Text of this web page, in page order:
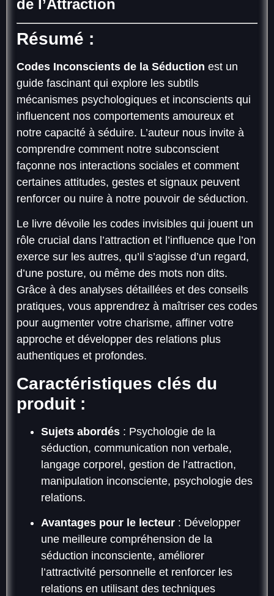
de l’Attraction
Résumé :
Codes Inconscients de la Séduction est un
guide fascinant qui explore les subtils
mécanismes psychologiques et inconscients qui
influencent nos comportements amoureux et
notre capacité à séduire. L’auteur nous invite à
comprendre comment notre subconscient
façonne nos interactions sociales et comment
certaines attitudes, gestes et signaux peuvent
renforcer ou nuire à notre pouvoir de séduction.
Le livre dévoile les codes invisibles qui jouent un
rôle crucial dans l’attraction et l’influence que l’on
exerce sur les autres, qu’il s’agisse d’un regard,
d’une posture, ou même des mots non dits.
Grâce à des analyses détaillées et des conseils
pratiques, vous apprendrez à maîtriser ces codes
pour augmenter votre charisme, affiner votre
approche et développer des relations plus
authentiques et profondes.
Caractéristiques clés du
produit :
Sujets abordés : Psychologie de la
séduction, communication non verbale,
langage corporel, gestion de l’attraction,
manipulation inconsciente, psychologie des
relations.
Avantages pour le lecteur : Développer
une meilleure compréhension de la
séduction inconsciente, améliorer
l’attractivité personnelle et renforcer les
relations en utilisant des techniques